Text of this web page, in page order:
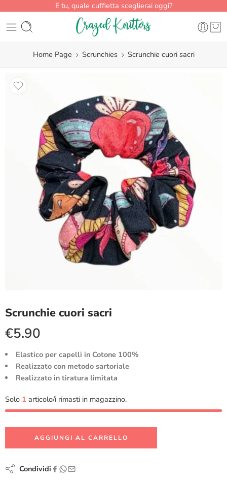
E tu, quale cuffietta sceglierai oggi?
Home Page Scrunchies Scrunchie cuori sacri
Scrunchie cuori sacri
€5.90
Elastico per capelli in Cotone 100%
Realizzato con metodo sartoriale
Realizzato in tiratura limitata
Solo 1 articolo/i rimasti in magazzino.
AGGIUNGI AL CARRELLO
Condividi